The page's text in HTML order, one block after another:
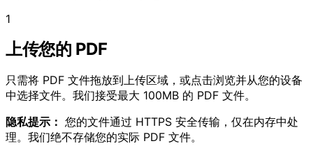
1
上传您的 PDF
只需将 PDF 文件拖放到上传区域，或点击浏览并从您的设备
中选择文件。我们接受最大 100MB 的 PDF 文件。
隐私提示： 您的文件通过 HTTPS 安全传输，仅在内存中处
理。我们绝不存储您的实际 PDF 文件。